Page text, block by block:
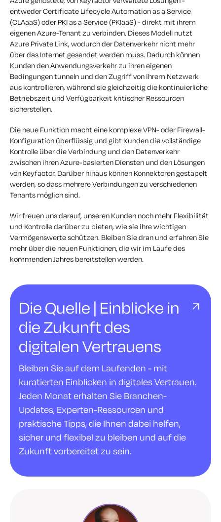
entweder Certificate Lifecycle Automation as a Service
(CLAaaS) oder PKI as a Service (PKIaaS) - direkt mit ihrem
eigenen Azure-Tenant zu verbinden. Dieses Modell nutzt
Azure Private Link, wodurch der Datenverkehr nicht mehr
über das Internet gesendet werden muss. Dadurch können
Kunden den Anwendungsverkehr zu ihren eigenen
Bedingungen tunneln und den Zugriff von ihrem Netzwerk
aus kontrollieren, während sie gleichzeitig die kontinuierliche
Betriebszeit und Verfügbarkeit kritischer Ressourcen
sicherstellen.
Die neue Funktion macht eine komplexe VPN- oder Firewall-
Konfiguration überflüssig und gibt Kunden die vollständige
Kontrolle über die Verbindung und den Datenverkehr
zwischen ihren Azure-basierten Diensten und den Lösungen
von Keyfactor. Darüber hinaus können Konnektoren gestapelt
werden, so dass mehrere Verbindungen zu verschiedenen
Tenants möglich sind.
Wir freuen uns darauf, unseren Kunden noch mehr Flexibilität
und Kontrolle darüber zu bieten, wie sie ihre wichtigen
Vermögenswerte schützen. Bleiben Sie dran und erfahren Sie
mehr über die neuen Funktionen, die wir im Laufe des
kommenden Jahres bereitstellen werden.
Die Quelle | Einblicke in
die Zukunft des
digitalen Vertrauens
Bleiben Sie auf dem Laufenden - mit
kuratierten Einblicken in digitales Vertrauen.
Jeden Monat erhalten Sie Branchen-
Updates, Experten-Ressourcen und
praktische Tipps, die Ihnen dabei helfen,
sicher und flexibel zu bleiben und auf die
Zukunft vorbereitet zu sein.